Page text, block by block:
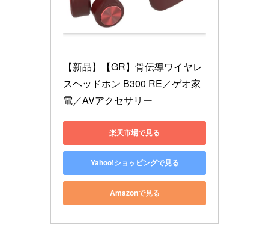
【新品】【GR】骨伝導ワイヤレ
スヘッドホン B300 RE／ゲオ家
電／AVアクセサリー
楽天市場で見る
Yahoo!ショッピングで見る
Amazonで見る